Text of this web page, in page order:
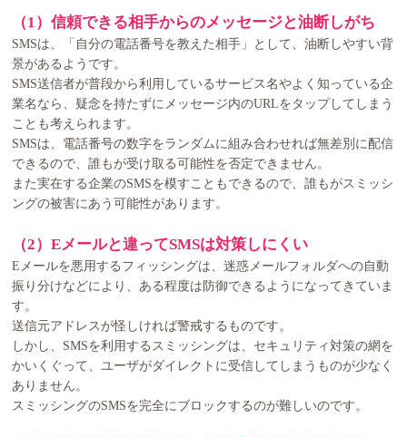
（1）信頼できる相手からのメッセージと油断しがち
SMSは、「自分の電話番号を教えた相手」として、油断しやすい背
景があるようです。
SMS送信者が普段から利用しているサービス名やよく知っている企
業名なら、疑念を持たずにメッセージ内のURLをタップしてしまう
ことも考えられます。
SMSは、電話番号の数字をランダムに組み合わせれば無差別に配信
できるので、誰もが受け取る可能性を否定できません。
また実在する企業のSMSを模すこともできるので、誰もがスミッシ
ングの被害にあう可能性があります。
（2）Eメールと違ってSMSは対策しにくい
Eメールを悪用するフィッシングは、迷惑メールフォルダへの自動
振り分けなどにより、ある程度は防御できるようになってきていま
す。
送信元アドレスが怪しければ警戒するものです。
しかし、SMSを利用するスミッシングは、セキュリティ対策の網を
かいくぐって、ユーザがダイレクトに受信してしまうものが少なく
ありません。
スミッシングのSMSを完全にブロックするのが難しいのです。